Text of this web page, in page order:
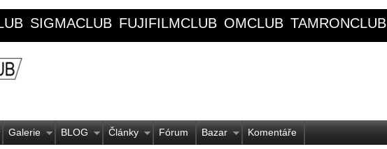
SIGMACLUB FUJIFILMCLUB OMCLUB TAMRONCLUB
Galerie BLOG Články Fórum Bazar Komentáře